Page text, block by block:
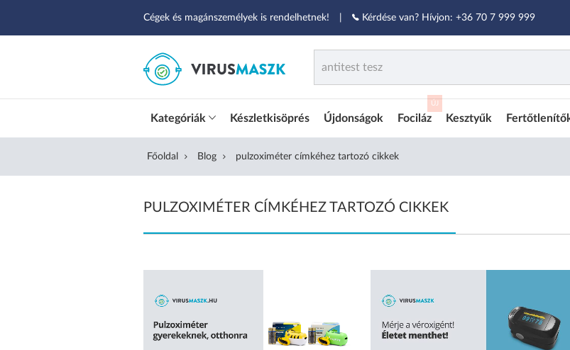
Cégek és magánszemélyek is rendelhetnek! Kérdése van? Hívjon: +36 70 7 999 999
Kategóriák Készletkisöprés Újdonságok Fociláz
ÚJ
Kesztyűk
Főoldal Blog pulzoximéter címkéhez tartozó cikkek
PULZOXIMÉTER CÍMKÉHEZ TARTOZÓ CIKKEK